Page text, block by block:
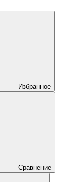
Избранное
Сравнение